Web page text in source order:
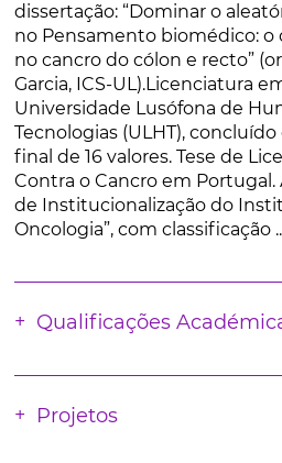
dissertação: “Dominar o
no Pensamento biomédico: o
no cancro do cólon e recto”
Garcia, ICS-UL).Licenciatura
Universidade Lusófona de
Tecnologias (ULHT),
final de 16 valores. Tese de
Contra o Cancro em Portugal.
de Institucionalização do
Oncologia”, com classificação
Qualificações
Projetos